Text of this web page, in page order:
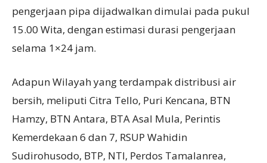
pengerjaan pipa dijadwalkan dimulai pada pukul
15.00 Wita, dengan estimasi durasi pengerjaan
selama 1×24 jam.
Adapun Wilayah yang terdampak distribusi air
bersih, meliputi Citra Tello, Puri Kencana, BTN
Hamzy, BTN Antara, BTA Asal Mula, Perintis
Kemerdekaan 6 dan 7, RSUP Wahidin
Sudirohusodo, BTP, NTI, Perdos Tamalanrea,